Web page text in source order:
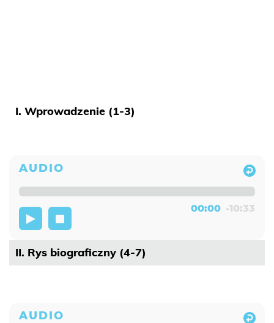
I. Wprowadzenie (1-3)
00:00 -10:33
II. Rys biograficzny (4-7)